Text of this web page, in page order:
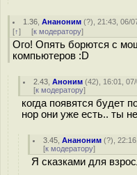
1.36 ,Ананоним (?), 21:43, 06/
[↑] [к модератору]
Ого! Опять борются с
компьютеров :D
2.43 ,Аноним (42), 16:01,
[к модератору]
когда появятся будет
нор они уже есть.. ты
3.45 ,Ананоним (?),
[к модератору]
Я сказками для